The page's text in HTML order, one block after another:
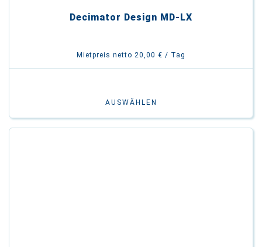
Decimator Design MD-LX
Mietpreis netto 20,00 € / Tag
AUSWÄHLEN